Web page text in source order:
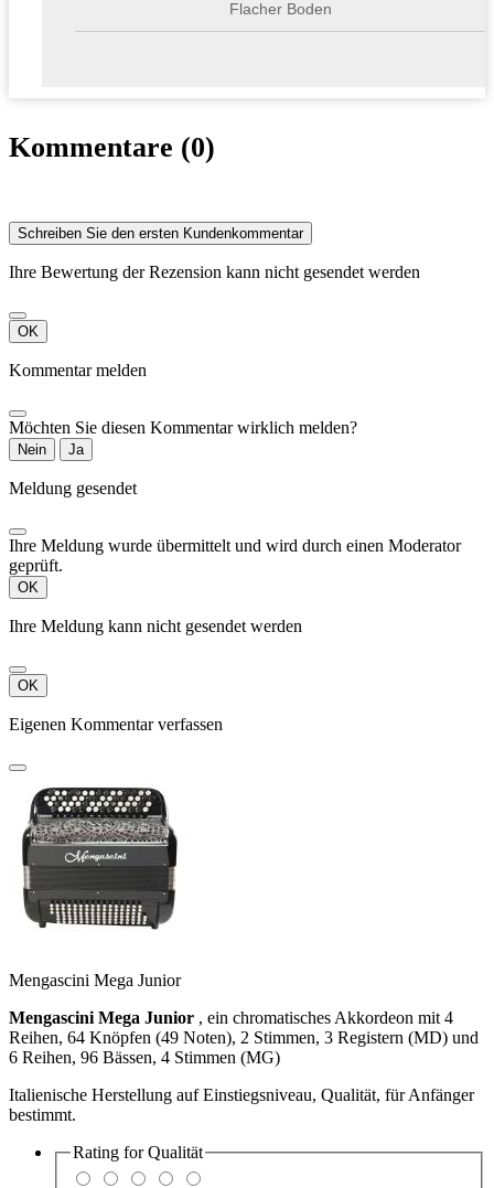
Flacher Boden
Kommentare (0)
Schreiben Sie den ersten Kundenkommentar
Ihre Bewertung der Rezension kann nicht gesendet werden
OK
Kommentar melden
Möchten Sie diesen Kommentar wirklich melden?
Nein Ja
Meldung gesendet
Ihre Meldung wurde übermittelt und wird durch einen Moderator
geprüft.
OK
Ihre Meldung kann nicht gesendet werden
OK
Eigenen Kommentar verfassen
Mengascini Mega Junior
Mengascini Mega Junior , ein chromatisches Akkordeon mit 4
Reihen, 64 Knöpfen (49 Noten), 2 Stimmen, 3 Registern (MD) und
6 Reihen, 96 Bässen, 4 Stimmen (MG)
Italienische Herstellung auf Einstiegsniveau, Qualität, für Anfänger
bestimmt.
Rating forQualität